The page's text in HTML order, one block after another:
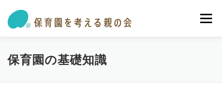
メニュー
私たちの活動 保育園・学童ガイド
保育園の基礎知識